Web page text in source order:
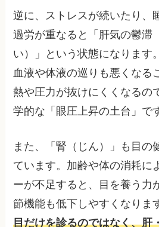
逆に、ストレスが続いたり、
過労が重なると「肝気の鬱滞
い）」という状態になります
血液や体液の巡りも悪くなる
熱や圧力が抜けにくくなるの
学的な「眼圧上昇の土台」で
また、「腎（じん）」も目の
ています。加齢や体の消耗に
ーが不足すると、目を養う力
節機能も低下しやすくなりま
目だけを診るのではなく、肝